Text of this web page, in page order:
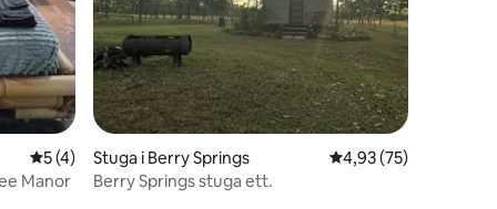
5 av 5 i genomsnittligt betyg, 4 omdömen
5 (4)
Manor
Stuga i Berry Springs 4,93 av 5 i
4,93 (75)
Berry Springs stuga ett.